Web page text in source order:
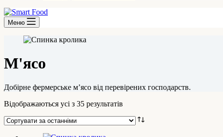
Меню
М'ясо
Добірне фермерське м’ясо від перевірених господарств.
Відображаються усі з 35 результатів
останнім